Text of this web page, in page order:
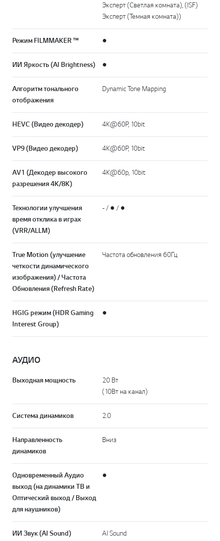
Эксперт (Светлая комната), (ISF)
Эксперт (Темная комната))
Режим FILMMAKER ™ ●
ИИ Яркость (AI Brightness) ●
Алгоритм тонального
отображения
Dynamic Tone Mapping
HEVC (Видео декодер) 4K@60P, 10bit
VP9 (Видео декодер) 4K@60P, 10bit
AV1 (Декодер высокого
разрешения 4K/8K)
4K@60p, 10bit
Технологии улучшения
время отклика в играх
(VRR/ALLM)
- / ● / ●
True Motion (улучшение
четкости динамического
изображения) / Частота
Обновления (Refresh Rate)
Частота обновления 60Гц
HGIG режим (HDR Gaming
Interest Group)
●
АУДИО
Выходная мощность
20 Вт
(10Вт на канал)
Система динамиков 2.0
Направленность
динамиков
Вниз
Одновременный Аудио
выход (на динамики TB и
Оптический выход / Выход
для наушников)
●
ИИ Звук (AI Sound)
AI Sound